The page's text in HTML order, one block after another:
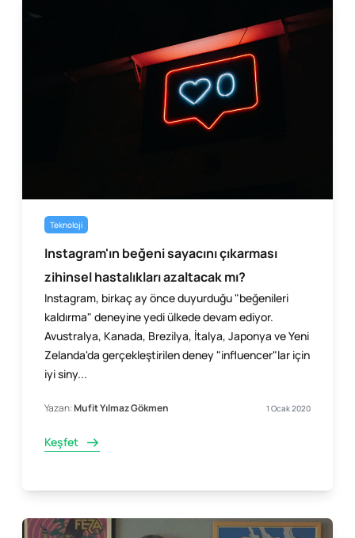
Teknoloji
Instagram'ın beğeni sayacını çıkarması
zihinsel hastalıkları azaltacak mı?
Instagram, birkaç ay önce duyurduğu "beğenileri
kaldırma" deneyine yedi ülkede devam ediyor.
Avustralya, Kanada, Brezilya, İtalya, Japonya ve Yeni
Zelanda'da gerçekleştirilen deney "influencer"lar için
iyi siny...
Yazan:Mufit Yılmaz Gökmen 1 Ocak 2020
Keşfet